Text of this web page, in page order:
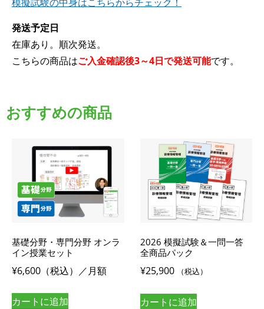
発送予定日
在庫あり。順次発送。
こちらの商品はご入金確認後3～4日で発送可能です。
おすすめの商品
基礎分野・専門分野 オンラ
イン授業セット
¥6,600（税込）／月額
カートに追加
2026 模擬試験＆一問一答
全商品パック
¥25,900 （税込）
カートに追加